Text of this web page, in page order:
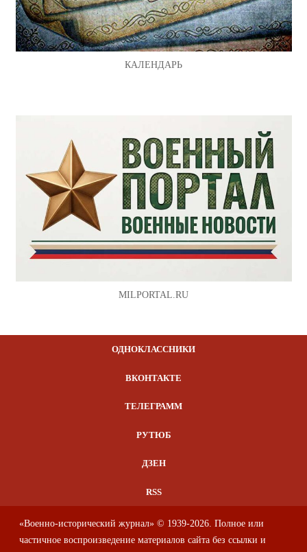
КАЛЕНДАРЬ
MILPORTAL.RU
ОДНОКЛАССНИКИ
ВКОНТАКТЕ
ТЕЛЕГРАММ
РУТЮБ
ДЗЕН
RSS
«Военно-исторический журнал» © 1939-2026. Полное или
частичное воспроизведение материалов сайта без ссылки и